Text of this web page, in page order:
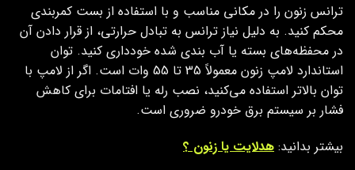
ترانس زنون را در مکانی مناسب و با استفاده از بست کمربندی
محکم کنید. به دلیل نیاز ترانس به تبادل حرارتی، از قرار دادن آن
در محفظه‌های بسته یا آب‌ بندی شده خودداری کنید. توان
استاندارد لامپ زنون معمولاً 35 تا 55 وات است. اگر از لامپ با
توان بالاتر استفاده می‌کنید، نصب رله یا افتامات برای کاهش
فشار بر سیستم برق خودرو ضروری است.
بیشتر بدانید: هدلایت یا زنون ؟